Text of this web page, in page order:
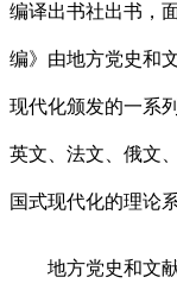
编译出书社出书，
编》由地方党史和
现代化颁发的一系
英文、法文、俄文
国式现代化的理论
地方党史和文献